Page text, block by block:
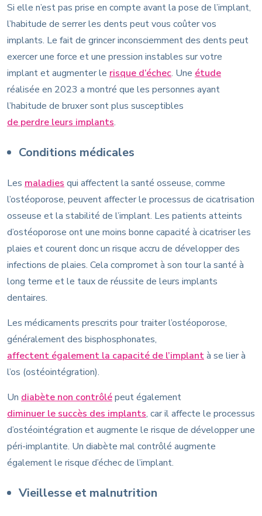
Si elle n’est pas prise en compte avant la pose de l’implant,
l’habitude de serrer les dents peut vous coûter vos
implants. Le fait de grincer inconsciemment des dents peut
exercer une force et une pression instables sur votre
implant et augmenter le risque d’échec. Une étude
réalisée en 2023 a montré que les personnes ayant
l’habitude de bruxer sont plus susceptibles
de perdre leurs implants.
Conditions médicales
Les maladies qui affectent la santé osseuse, comme
l’ostéoporose, peuvent affecter le processus de cicatrisation
osseuse et la stabilité de l’implant. Les patients atteints
d’ostéoporose ont une moins bonne capacité à cicatriser les
plaies et courent donc un risque accru de développer des
infections de plaies. Cela compromet à son tour la santé à
long terme et le taux de réussite de leurs implants
dentaires.
Les médicaments prescrits pour traiter l’ostéoporose,
généralement des bisphosphonates,
affectent également la capacité de l’implantà se lier à
l’os (ostéointégration).
Un diabète non contrôlépeut également
diminuer le succès des implants, car il affecte le processus
d’ostéointégration et augmente le risque de développer une
péri-implantite. Un diabète mal contrôlé augmente
également le risque d’échec de l’implant.
Vieillesse et malnutrition